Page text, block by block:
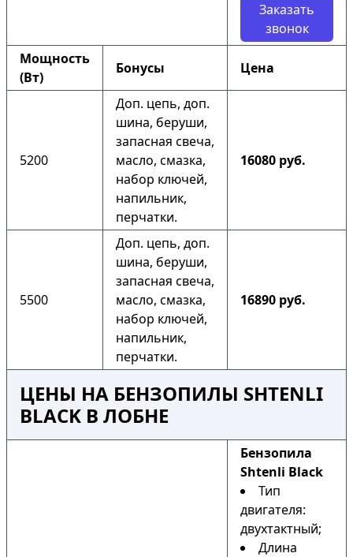
Заказать
звонок
Мощность
(Вт)
Бонусы Цена
5200
Доп. цепь, доп.
шина, беруши,
запасная свеча,
масло, смазка,
набор ключей,
напильник,
перчатки.
16080 руб.
5500
Доп. цепь, доп.
шина, беруши,
запасная свеча,
масло, смазка,
набор ключей,
напильник,
перчатки.
16890 руб.
ЦЕНЫ НА БЕНЗОПИЛЫ SHTENLI
BLACK В ЛОБНЕ
Бензопила
Shtenli Black
Тип
двигателя:
двухтактный;
Длина